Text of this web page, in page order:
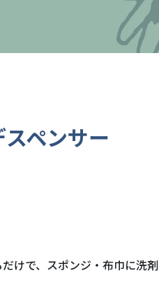
ペンサー
けで、スポンジ・布巾に洗剤